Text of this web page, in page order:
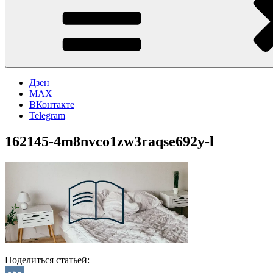
Дзен
MAX
ВКонтакте
Telegram
162145-4m8nvco1zw3raqse692y-l
Поделиться статьей: